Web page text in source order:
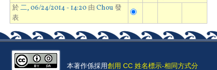
於二, 06/24/2014 - 14:20 由 Chou 發
表
本著作係採用創用 CC 姓名標示-相同方式分